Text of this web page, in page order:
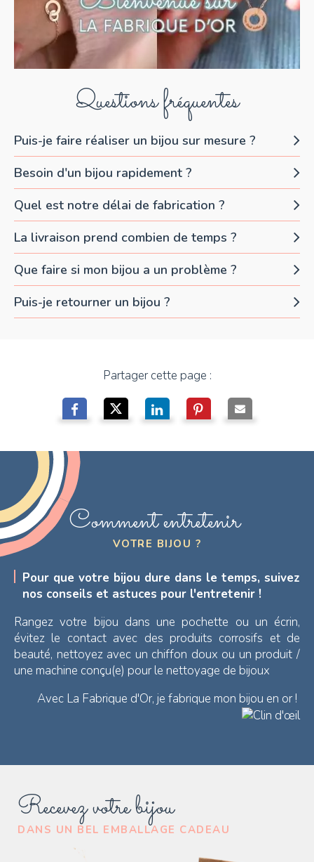
Questions fréquentes
Puis-je faire réaliser un bijou sur mesure ?
Besoin d'un bijou rapidement ?
Quel est notre délai de fabrication ?
La livraison prend combien de temps ?
Que faire si mon bijou a un problème ?
Puis-je retourner un bijou ?
Partager cette page :
Recevez votre bijou
DANS UN BEL EMBALLAGE CADEAU
Comment entretenir
VOTRE BIJOU ?
Pour que votre bijou dure dans le temps, suivez
nos conseils et astuces pour l'entretenir !
Rangez votre bijou dans une pochette ou un écrin,
évitez le contact avec des produits corrosifs et de
beauté, nettoyez avec un chiffon doux ou un produit /
une machine conçu(e) pour le nettoyage de bijoux
Avec La Fabrique d'Or, je fabrique mon bijou en or !